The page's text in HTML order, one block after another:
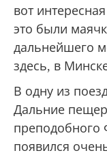
вот
это были
дальнейшего
здесь, в
В одну из
Дальние
преподобного
появился